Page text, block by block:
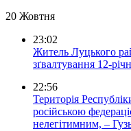
20 Жовтня
23:02
Житель Луцького
зґвалтування 12-
22:56
Територія
російською
нелегітимним, –